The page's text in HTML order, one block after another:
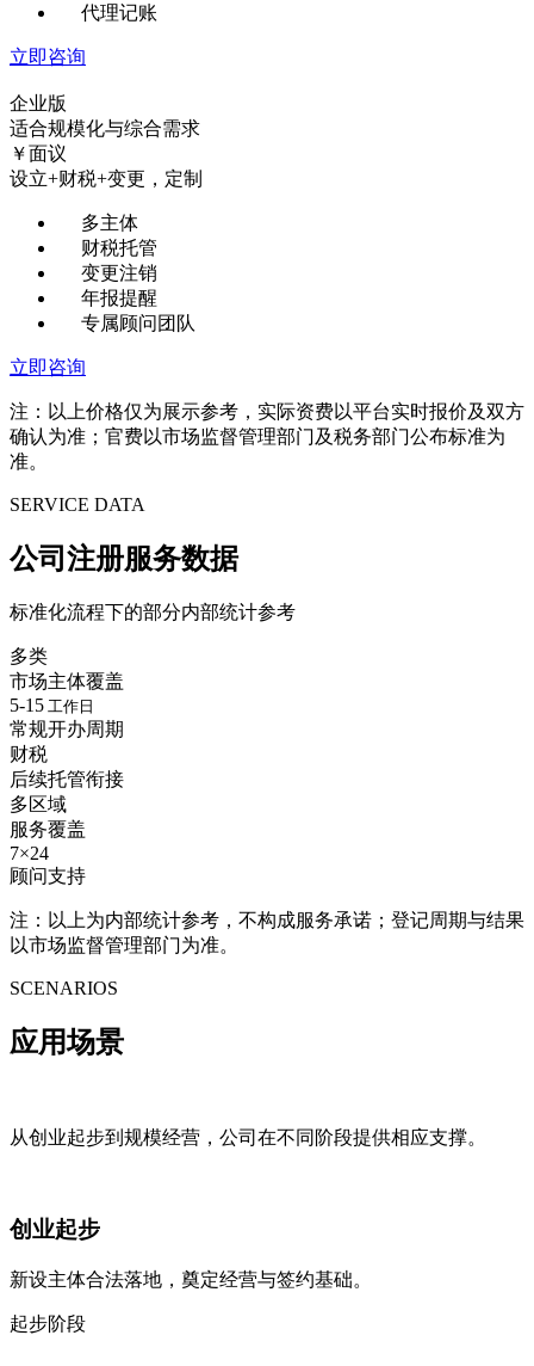
代理记账
立即咨询
企业版
适合规模化与综合需求
￥面议
设立+财税+变更，定制
多主体
财税托管
变更注销
年报提醒
专属顾问团队
立即咨询
注：以上价格仅为展示参考，实际资费以平台实时报价及双方
确认为准；官费以市场监督管理部门及税务部门公布标准为
准。
SERVICE DATA
公司注册服务数据
标准化流程下的部分内部统计参考
多类
市场主体覆盖
5-15 工作日
常规开办周期
财税
后续托管衔接
多区域
服务覆盖
7×24
顾问支持
注：以上为内部统计参考，不构成服务承诺；登记周期与结果
以市场监督管理部门为准。
SCENARIOS
应用场景
从创业起步到规模经营，公司在不同阶段提供相应支撑。
创业起步
新设主体合法落地，奠定经营与签约基础。
起步阶段